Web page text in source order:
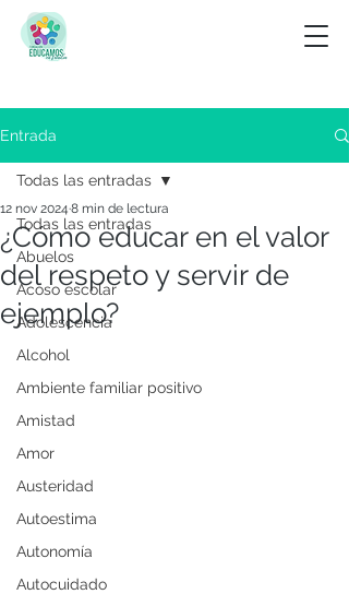
Entrada
Todas las entradas
Abuelos
Acoso escolar
Adolescencia
Alcohol
Ambiente familiar positivo
Amistad
Amor
Austeridad
Autoestima
Autonomía
Autocuidado
Todas las entradas
¿Cómo educar en el valor
del respeto y servir de
ejemplo?
12 nov 2024 8 min de lectura